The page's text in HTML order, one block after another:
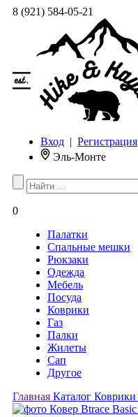
8 (921) 584-05-21
Вход | Регистрация
Эль-Монте
0
Палатки
Спальные мешки
Рюкзаки
Одежда
Мебель
Посуда
Коврики
Газ
Палки
Жилеты
Сап
Другое
Главная Каталог Коврики